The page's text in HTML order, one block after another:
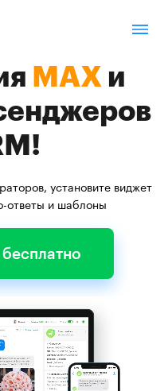
MAX и
установите виджет
ответы и шаблоны